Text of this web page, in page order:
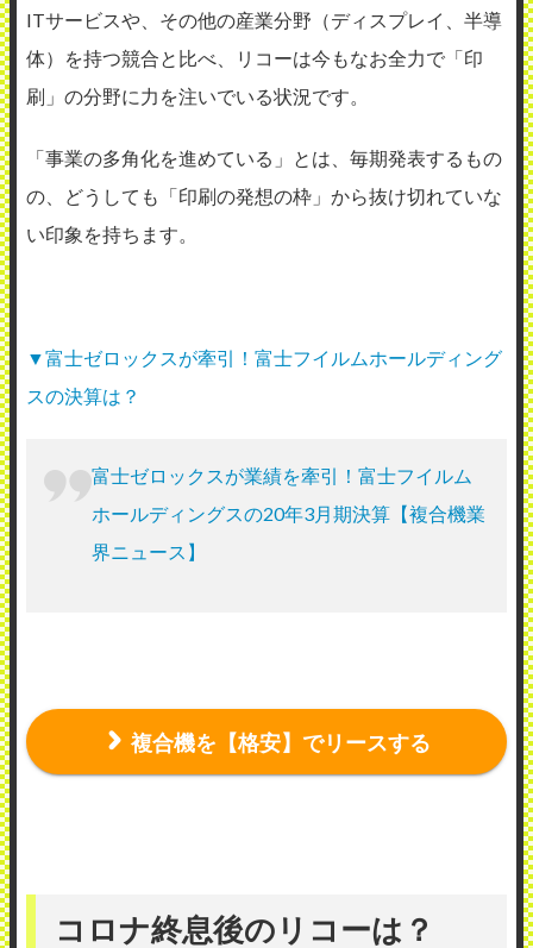
ITサービスや、その他の産業分野（ディスプレイ、半導
体）を持つ競合と比べ、リコーは今もなお全力で「印
刷」の分野に力を注いでいる状況です。
「事業の多角化を進めている」とは、毎期発表するもの
の、どうしても「印刷の発想の枠」から抜け切れていな
い印象を持ちます。
▼富士ゼロックスが牽引！富士フイルムホールディング
スの決算は？
富士ゼロックスが業績を牽引！富士フイルム
ホールディングスの20年3月期決算【複合機業
界ニュース】
複合機を【格安】でリースする
コロナ終息後のリコーは？